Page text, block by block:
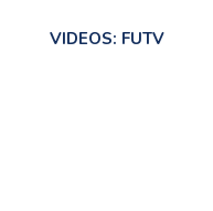
VIDEOS: FUTV